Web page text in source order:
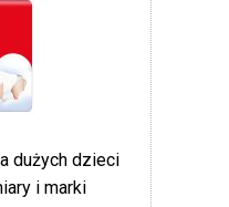
dużych dzieci
i marki